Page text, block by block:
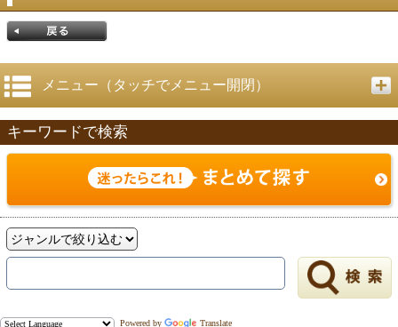
戻る
メニュー（タッチでメニュー開閉）
キーワードで検索
Powered by Translate